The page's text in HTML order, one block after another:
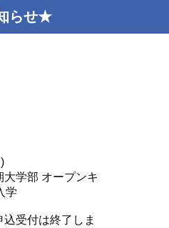
らせ★
学部 オープンキ
学
受付は終了しま